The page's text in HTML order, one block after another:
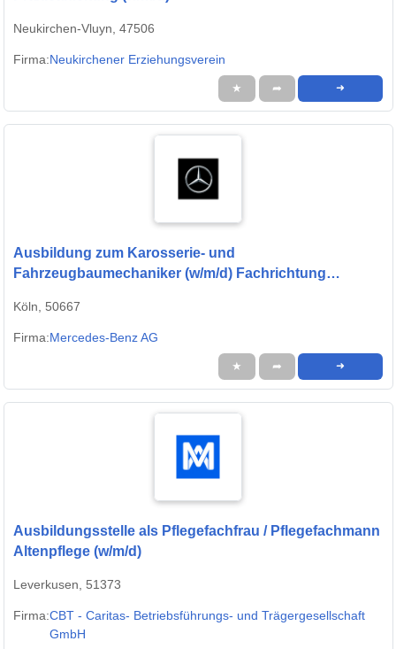
Neukirchen-Vluyn, 47506
Firma:Neukirchener Erziehungsverein
★ ➦ ➜
Ausbildung zum Karosserie- und
Fahrzeugbaumechaniker (w/m/d) Fachrichtung
AG, Niederlassung Köln/Leverkusen,
Ausbildungsbeginn 01.09.2027
Köln, 50667
Firma:Mercedes-Benz AG
★ ➦ ➜
Ausbildungsstelle als Pflegefachfrau / Pflegefachmann
Altenpflege (w/m/d)
Leverkusen, 51373
Firma:CBT - Caritas- Betriebsführungs- und Trägergesellschaft
GmbH